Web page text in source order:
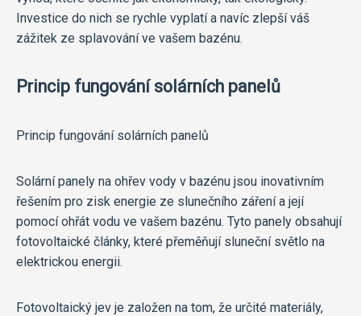
Investice do nich se rychle vyplatí a navíc zlepší váš
zážitek ze splavování ve vašem bazénu.
Princip fungování solárních panelů
Princip fungování solárních panelů
Solární panely na ohřev vody v bazénu jsou inovativním
řešením pro zisk energie ze slunečního záření a její
pomocí ohřát vodu ve vašem bazénu. Tyto panely obsahují
fotovoltaické články, které přeměňují sluneční světlo na
elektrickou energii.
Fotovoltaický jev je založen na tom, že určité materiály,